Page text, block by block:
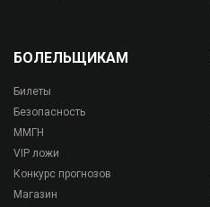
БОЛЕЛЬЩИКАМ
Билеты
Безопасность
ММГН
VIP ложи
Конкурс прогнозов
Магазин